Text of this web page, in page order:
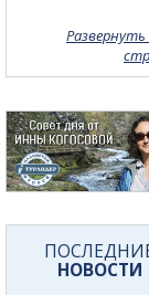
Развернуть
НОВОСТИ